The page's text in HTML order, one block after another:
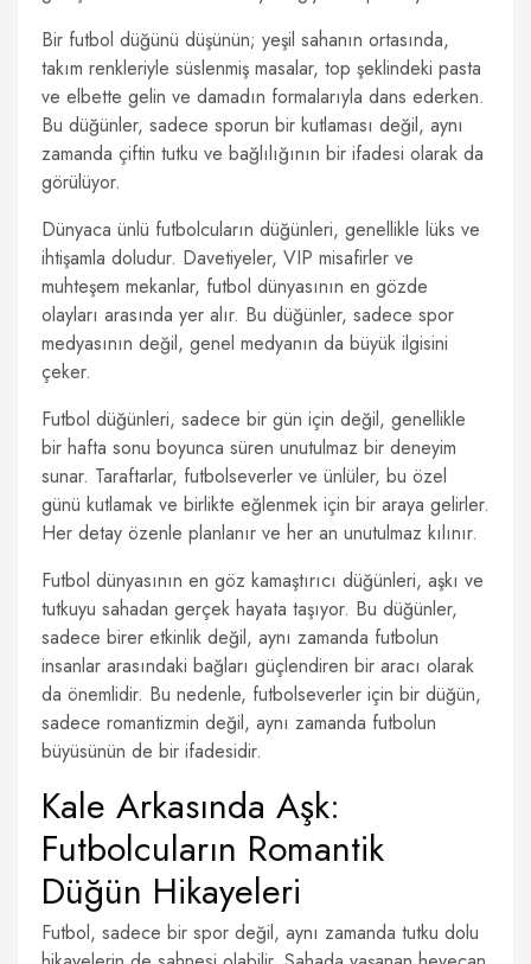
Bir futbol düğünü düşünün; yeşil sahanın ortasında,
takım renkleriyle süslenmiş masalar, top şeklindeki pasta
ve elbette gelin ve damadın formalarıyla dans ederken.
Bu düğünler, sadece sporun bir kutlaması değil, aynı
zamanda çiftin tutku ve bağlılığının bir ifadesi olarak da
görülüyor.
Dünyaca ünlü futbolcuların düğünleri, genellikle lüks ve
ihtişamla doludur. Davetiyeler, VIP misafirler ve
muhteşem mekanlar, futbol dünyasının en gözde
olayları arasında yer alır. Bu düğünler, sadece spor
medyasının değil, genel medyanın da büyük ilgisini
çeker.
Futbol düğünleri, sadece bir gün için değil, genellikle
bir hafta sonu boyunca süren unutulmaz bir deneyim
sunar. Taraftarlar, futbolseverler ve ünlüler, bu özel
günü kutlamak ve birlikte eğlenmek için bir araya gelirler.
Her detay özenle planlanır ve her an unutulmaz kılınır.
Futbol dünyasının en göz kamaştırıcı düğünleri, aşkı ve
tutkuyu sahadan gerçek hayata taşıyor. Bu düğünler,
sadece birer etkinlik değil, aynı zamanda futbolun
insanlar arasındaki bağları güçlendiren bir aracı olarak
da önemlidir. Bu nedenle, futbolseverler için bir düğün,
sadece romantizmin değil, aynı zamanda futbolun
büyüsünün de bir ifadesidir.
Kale Arkasında Aşk:
Futbolcuların Romantik
Düğün Hikayeleri
Futbol, sadece bir spor değil, aynı zamanda tutku dolu